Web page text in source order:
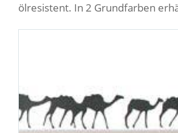
ölresistent. In 2 Grundfarben